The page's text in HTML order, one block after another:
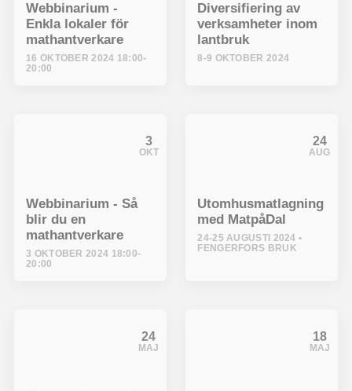
Webbinarium -
Enkla lokaler för
mathantverkare
16 OKTOBER 2024 18:00-
20:00
Diversifiering av
verksamheter inom
lantbruk
8-9 OKTOBER 2024
3
OKT
Webbinarium - Så
blir du en
mathantverkare
3 OKTOBER 2024 18:00-
20:00
24
AUG
Utomhusmatlagning
med MatpåDal
24-25 AUGUSTI 2024
FENGERFORS BRUK
24
MAJ
18
MAJ